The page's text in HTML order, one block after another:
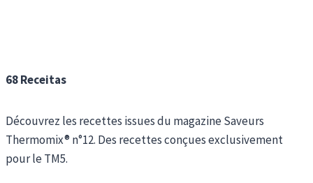
68 Receitas
Découvrez les recettes issues du magazine Saveurs
Thermomix® n°12. Des recettes conçues exclusivement
pour le TM5.